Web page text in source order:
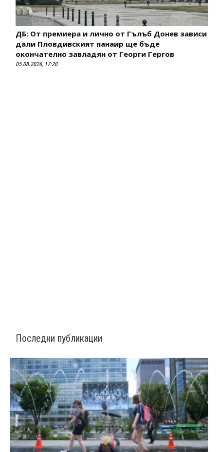
ДБ: От премиера и лично от Гълъб Донев зависи
дали Пловдивският панаир ще бъде
окончателно завладян от Георги Гергов
05.08.2026, 17:20
Последни публикации